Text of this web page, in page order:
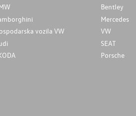
Bentley
Mercedes
vozila VW
VW
SEAT
Porsche